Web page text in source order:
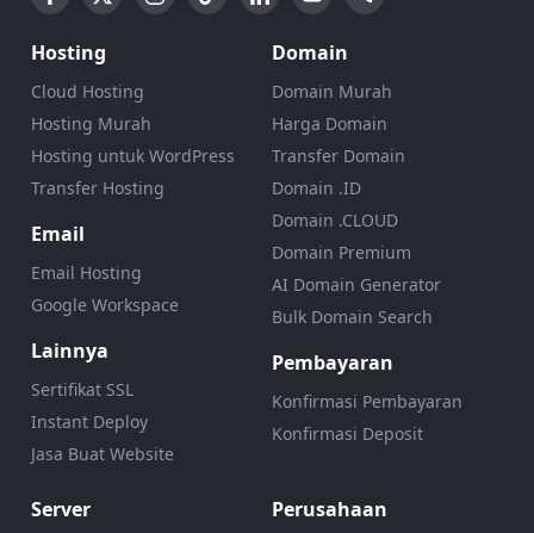
Hosting
Cloud Hosting
Hosting Murah
Hosting untuk WordPress
Transfer Hosting
Email
Email Hosting
Google Workspace
Lainnya
Sertifikat SSL
Instant Deploy
Jasa Buat Website
Domain
Domain Murah
Harga Domain
Transfer Domain
Domain .ID
Domain .CLOUD
Domain Premium
AI Domain Generator
Bulk Domain Search
Pembayaran
Konfirmasi Pembayaran
Konfirmasi Deposit
Server Perusahaan